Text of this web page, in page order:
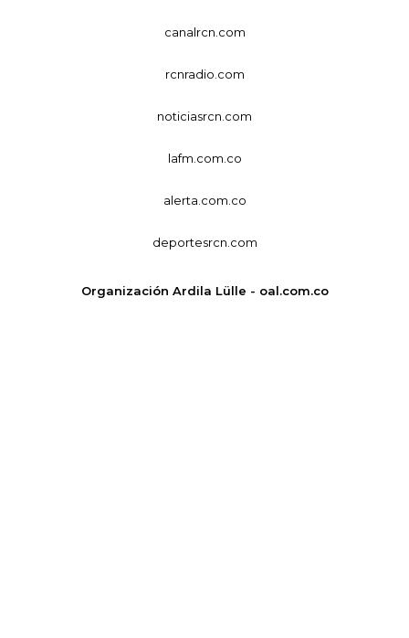
canalrcn.com
rcnradio.com
noticiasrcn.com
lafm.com.co
alerta.com.co
deportesrcn.com
Organización Ardila Lülle - oal.com.co